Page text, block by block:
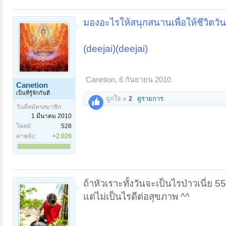
Canetion
เป็นที่รู้จักกันดี
วันที่สมัครสมาชิก:
1 มีนาคม 2010
โพสต์:
528
ค่าพลัง:
+2,026
มองอะไรให้สนุกสนานเพื่อให้ชีวิต
(deejai)(deejai)
Canetion, 6 กันยายน 2010
ถูกใจ x 2 ดูรายการ
ถ้าหัวเราะทั้งวันจะเป็นไรป่าวเนี่ย
แต่ไม่เป็นไรดีต่อสุขภาพ ^^